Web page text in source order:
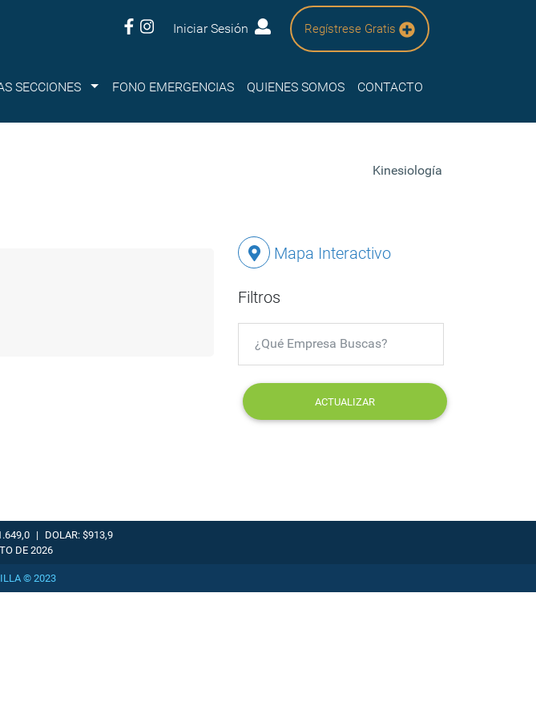
Iniciar Sesión Regístrese Gratis
SECCIONES Submenu
FONO EMERGENCIAS QUIENES SOMOS CONTACTO
Kinesiología
Mapa Interactivo
Filtros
ACTUALIZAR
|
DOLAR: $913,9
DE 2026
© 2023